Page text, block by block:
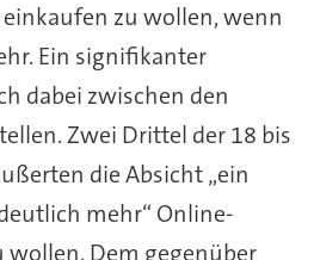
zu wollen, wenn
Ein signifikanter
dabei zwischen den
Zwei Drittel der 18 bis
die Absicht „ein
mehr“ Online-
Dem gegenüber